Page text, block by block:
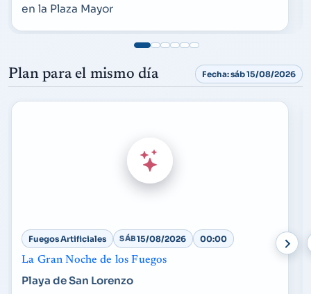
en la Plaza Mayor
Plan para el mismo día Fecha: sáb 15/08/2026
Fuegos Artificiales SÁB15/08/2026 00:00
La Gran Noche de los Fuegos
Playa de San Lorenzo